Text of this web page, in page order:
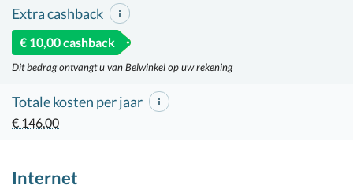
Extra cashback
€ 10,00 cashback
Dit bedrag ontvangt u van Belwinkel op uw rekening
Totale kosten per jaar
€ 146,00
Internet